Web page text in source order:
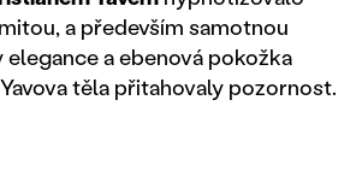
a především samotnou
a ebenová pokožka
těla přitahovaly pozornost.